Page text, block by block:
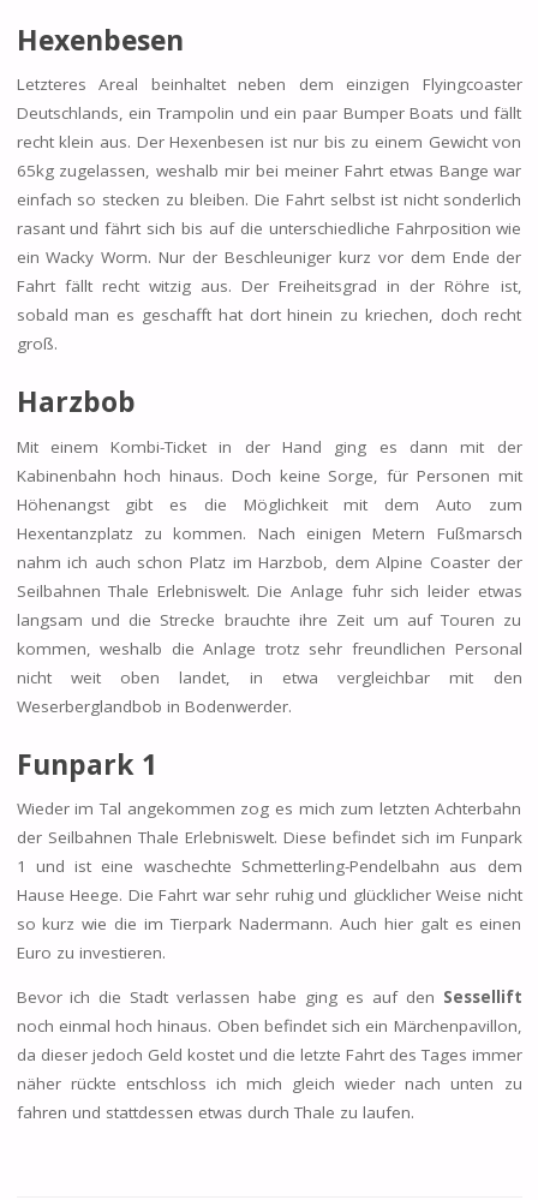
Hexenbesen
Letzteres Areal beinhaltet neben dem einzigen Flyingcoaster
Deutschlands, ein Trampolin und ein paar Bumper Boats und fällt
recht klein aus. Der Hexenbesen ist nur bis zu einem Gewicht von
65kg zugelassen, weshalb mir bei meiner Fahrt etwas Bange war
einfach so stecken zu bleiben. Die Fahrt selbst ist nicht sonderlich
rasant und fährt sich bis auf die unterschiedliche Fahrposition wie
ein Wacky Worm. Nur der Beschleuniger kurz vor dem Ende der
Fahrt fällt recht witzig aus. Der Freiheitsgrad in der Röhre ist,
sobald man es geschafft hat dort hinein zu kriechen, doch recht
groß.
Harzbob
Mit einem Kombi-Ticket in der Hand ging es dann mit der
Kabinenbahn hoch hinaus. Doch keine Sorge, für Personen mit
Höhenangst gibt es die Möglichkeit mit dem Auto zum
Hexentanzplatz zu kommen. Nach einigen Metern Fußmarsch
nahm ich auch schon Platz im Harzbob, dem Alpine Coaster der
Seilbahnen Thale Erlebniswelt. Die Anlage fuhr sich leider etwas
langsam und die Strecke brauchte ihre Zeit um auf Touren zu
kommen, weshalb die Anlage trotz sehr freundlichen Personal
nicht weit oben landet, in etwa vergleichbar mit den
Weserberglandbob in Bodenwerder.
Funpark 1
Wieder im Tal angekommen zog es mich zum letzten Achterbahn
der Seilbahnen Thale Erlebniswelt. Diese befindet sich im Funpark
1 und ist eine waschechte Schmetterling-Pendelbahn aus dem
Hause Heege. Die Fahrt war sehr ruhig und glücklicher Weise nicht
so kurz wie die im Tierpark Nadermann. Auch hier galt es einen
Euro zu investieren.
Bevor ich die Stadt verlassen habe ging es auf den Sessellift
noch einmal hoch hinaus. Oben befindet sich ein Märchenpavillon,
da dieser jedoch Geld kostet und die letzte Fahrt des Tages immer
näher rückte entschloss ich mich gleich wieder nach unten zu
fahren und stattdessen etwas durch Thale zu laufen.